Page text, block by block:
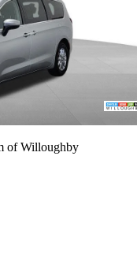
of Willoughby